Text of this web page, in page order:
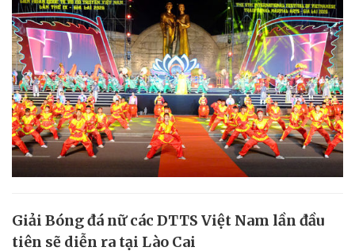
Giải Bóng đá nữ các DTTS Việt Nam lần đầu
tiên sẽ diễn ra tại Lào Cai